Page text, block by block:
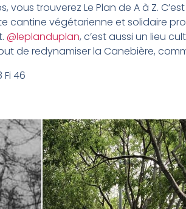
vous trouverez Le Plan de A à Z.
cantine végétarienne et solidaire
@leplanduplan, c’est aussi un lieu
de redynamiser la Canebière,
46